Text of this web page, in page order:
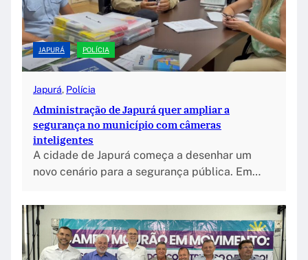
JAPURÁ POLÍCIA
Japurá, Polícia
Administração de Japurá quer ampliar a
segurança no município com câmeras
inteligentes
A cidade de Japurá começa a desenhar um
novo cenário para a segurança pública. Em…